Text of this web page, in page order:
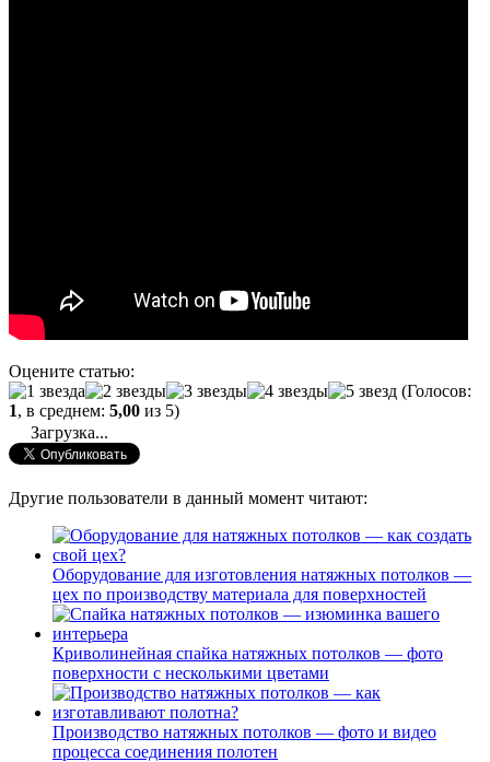
Оцените статью:
(Голосов:
1, в среднем: 5,00 из 5)
Загрузка...
Другие пользователи в данный момент читают:
Оборудование для изготовления натяжных потолков —
цех по производству материала для поверхностей
Криволинейная спайка натяжных потолков — фото
поверхности с несколькими цветами
Производство натяжных потолков — фото и видео
процесса соединения полотен